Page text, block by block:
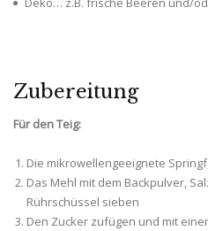
Zubereitung
Für den Teig:
Die mikrowellengeeignete
Das Mehl mit dem Backpulver,
Rührschüssel sieben
Den Zucker zufügen und mit